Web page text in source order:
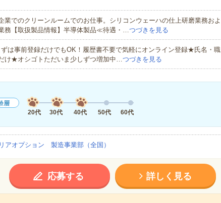
業でのクリーンルームでのお仕事。シリコンウェーハの仕上研磨業務およ
務【取扱製品情報】半導体製品≪待遇・…つづきを見る
は事前登録だけでもOK！履歴書不要で気軽にオンライン登録★氏名・職
け★オシゴトただいま少しずつ増加中…つづきを見る
層
20代
30代 40代 50代 60代
アオプション 製造事業部（全国）
応募する 詳しく見る